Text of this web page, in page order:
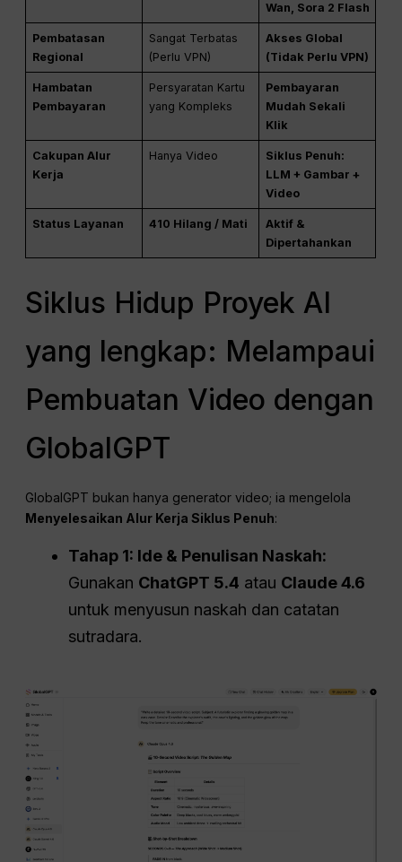
Wan, Sora 2 Flash
Pembatasan
Regional
Sangat Terbatas
(Perlu VPN)
Akses Global
(Tidak Perlu VPN)
Hambatan
Pembayaran
Persyaratan Kartu
yang Kompleks
Pembayaran
Mudah Sekali
Klik
Cakupan Alur
Kerja
Hanya Video
Siklus Penuh:
LLM + Gambar +
Video
Status Layanan 410 Hilang / Mati
Aktif &
Dipertahankan
Siklus Hidup Proyek AI
yang lengkap: Melampaui
Pembuatan Video dengan
GlobalGPT
GlobalGPT bukan hanya generator video; ia mengelola
Menyelesaikan Alur Kerja Siklus Penuh:
Tahap 1: Ide & Penulisan Naskah:
Gunakan ChatGPT 5.4 atau Claude 4.6
untuk menyusun naskah dan catatan
sutradara.